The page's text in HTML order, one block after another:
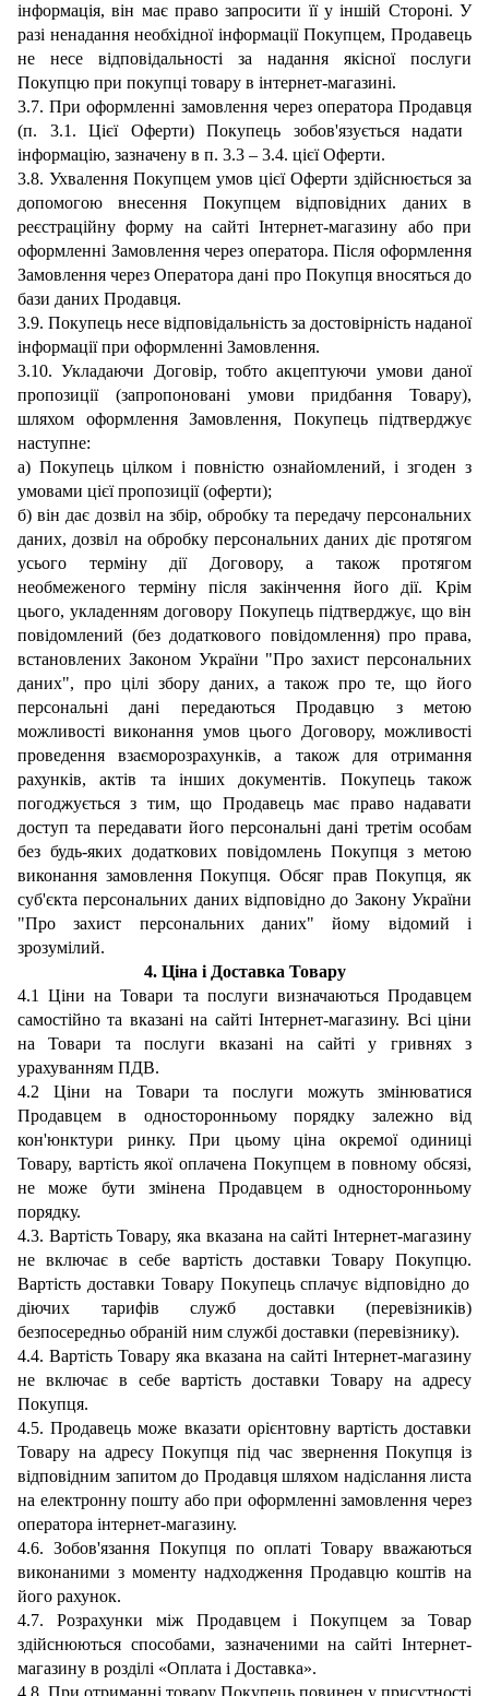
інформація, він має право запросити її уіншій Стороні. У
разі ненадання необхідної інформації Покупцем, Продавець
не несе відповідальності за надання якісної послуги
Покупцю при покупці товару в інтернет-магазині.
3.7. При оформленні замовлення через оператора Продавця
(п. 3.1. Цієї Оферти) Покупець зобов'язується надати
інформацію, зазначену в п. 3.3 – 3.4. цієї Оферти.
3.8. Ухвалення Покупцем умов цієї Оферти здійснюється за
допомогою внесення Покупцем відповідних даних в
реєстраційну форму на сайті Інтернет-магазину або при
оформленні Замовлення через оператора. Після оформлення
Замовлення через Оператора дані про Покупця вносяться до
бази даних Продавця.
3.9. Покупець несе відповідальність за достовірність наданої
інформації при оформленні Замовлення.
3.10. Укладаючи Договір, тобтоакцептуючи умови даної
пропозиції (запропоновані умови придбання Товару),
шляхом оформлення Замовлення, Покупець підтверджує
наступне:
а) Покупець цілком і повністю ознайомлений, і згоден з
умовами цієї пропозиції (оферти);
б) він дає дозвіл на збір, обробку та передачу персональних
даних, дозвіл на обробку персональних даних діє протягом
усього терміну дії Договору, а також протягом
необмеженого терміну після закінчення його дії.
Крім
цього, укладенням договору Покупецьпідтверджує, що він
повідомлений (без додаткового повідомлення) про права,
встановлених Законом України "Про захист персональних
даних", про цілі збору даних, а також про те, що його
персональні дані передаються Продавцю з метою
можливості виконання умов цього Договору, можливості
проведення взаєморозрахунків, а також для отримання
рахунків, актів та інших документів.
Покупецьтакож
погоджується з тим, що Продавець має право надавати
доступ та передавати його персональні дані третім особам
без будь-яких додаткових повідомлень Покупця з метою
виконання замовлення Покупця. Обсяг прав Покупця, як
суб'єкта персональних даних відповідно до Закону України
"Про захист персональних даних" йому відомий і
зрозумілий.
4. Ціна і Доставка Товару
4.1 Ціни на Товари та послуги визначаються Продавцем
самостійно та вказані на сайті Інтернет-магазину. Всі ціни
на Товари та послуги вказані на сайті у гривнях з
урахуванням ПДВ.
4.2 Ціни на Товари та послуги можуть змінюватися
Продавцем в односторонньому порядку залежно від
кон'юнктури ринку. При цьому ціна окремої одиниці
Товару, вартість якої оплачена Покупцем в повному обсязі,
не може бути змінена Продавцем в односторонньому
порядку.
4.3. ВартістьТовару, яка вказана на сайті Інтернет-магазину
не включає в себе вартість доставки Товару Покупцю.
Вартість доставки Товару Покупець сплачує відповідно до
діючих тарифів служб доставки (перевізників)
безпосередньо обраній ним службі доставки (перевізнику).
4.4. Вартість Товару яка вказана на сайті Інтернет-магазину
не включає в себе вартість доставки Товару на адресу
Покупця.
4.5. Продавецьможе вказати орієнтовнувартість доставки
Товару на адресу Покупця під час звернення Покупця із
відповідним запитом до Продавця шляхом надіслання листа
на електронну пошту або при оформленні замовлення через
оператора інтернет-магазину.
4.6. Зобов'язання Покупця по оплаті Товару вважаються
виконаними з моменту надходження Продавцю коштів на
його рахунок.
4.7.
Розрахунки між Продавцем і Покупцем за Товар
здійснюються способами, зазначеними на сайті Інтернет-
магазину в розділі «Оплата і Доставка».
4.8. При отриманні товару Покупець повинен у присутності